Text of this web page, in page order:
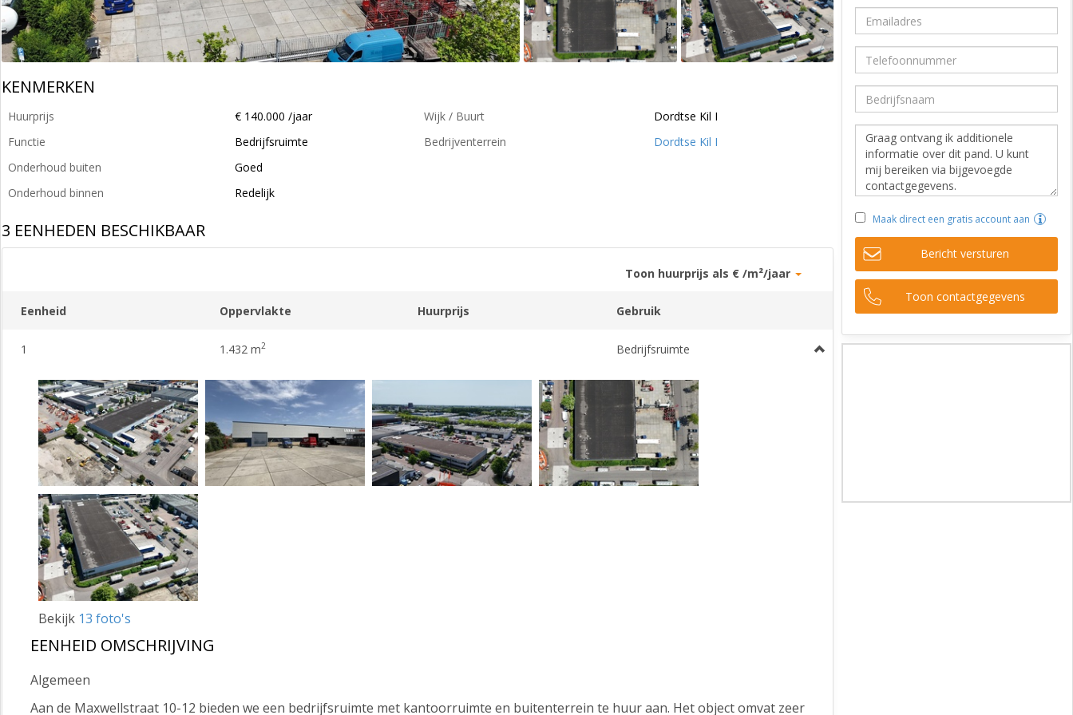
KENMERKEN
Huurprijs
€ 140.000 /jaar
Functie
Bedrijfsruimte
Onderhoud buiten
Goed
Onderhoud binnen
Redelijk
Wijk / Buurt
Dordtse Kil I
Bedrijventerrein
Dordtse Kil I
3 EENHEDEN BESCHIKBAAR
Toon huurprijs als € /m²/jaar
Eenheid Oppervlakte Huurprijs Gebruik
1 1.432 m2 Bedrijfsruimte
Bekijk 13 foto's
EENHEID OMSCHRIJVING
Algemeen
Aan de Maxwellstraat 10-12 bieden we een bedrijfsruimte met kantoorruimte en buitenterrein te huur aan. Het object omvat zeer
Maak direct een gratis account aan
Bericht versturen
Toon contactgegevens